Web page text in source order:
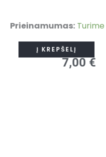
Prieinamumas: Turime
produkto
kiekis:
Į KREPŠELĮ
7,00 €